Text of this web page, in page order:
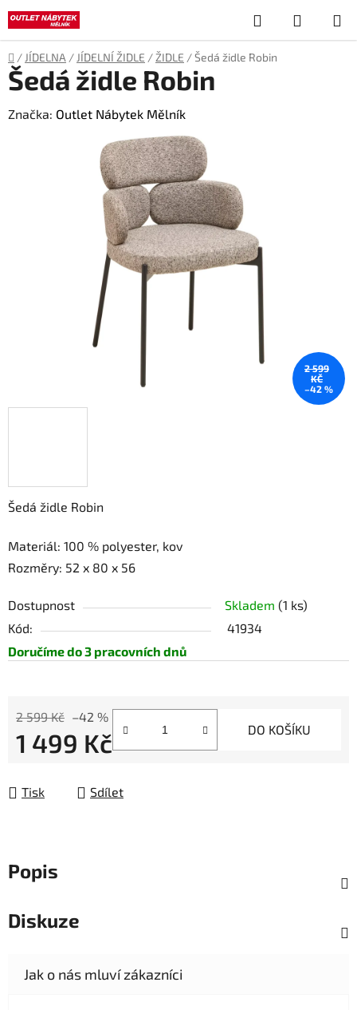
Přejít
na
obsah
Hledat
KOŠÍK
Domů
/ JÍDELNA / JÍDELNÍ ŽIDLE / ŽIDLE /Šedá židle Robin
Šedá židle Robin
Materiál: 100 % polyester, kov
Rozměry: 52 x 80 x 56
Dostupnost Skladem (1 ks)
Kód:
41934
Doručíme do 3 pracovních dnů
2 599 Kč –42 %
1 499 Kč DO KOŠÍKU
Tisk Sdílet
Šedá židle Robin
Značka: Outlet Nábytek Mělník
2 599
KČ
–42 %
Popis
Diskuze